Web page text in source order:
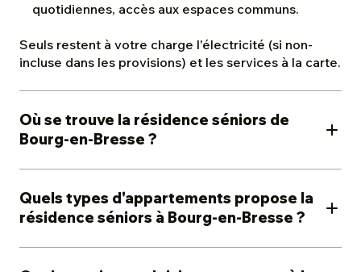
quotidiennes, accès aux espaces communs.
Seuls restent à votre charge l'électricité (si non-
incluse dans les provisions) et les services à la carte.
Où se trouve la résidence séniors de
Bourg-en-Bresse ?
au 5 boulevard Paul Bert, sur le site entièrement
rénové de la Vinaigrerie, au pied des boulevards
Voltaire et Paul Bert, dans un quartier rénové du
centre-ville de Bourg-en-Bresse. À proximité du
célèbre Monastère royal de Brou et à quelques pas
Quels types d'appartements propose la
résidence séniors à Bourg-en-Bresse ?